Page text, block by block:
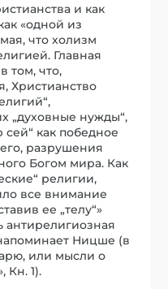
и как
«одной из
что холизм
Главная
том, что,
Христианство
„духовные нужды“,
как победное
разрушения
Богом мира. Как
религии,
все внимание
ее „телу“»
антирелигиозная
Ницше (в
или мысли о
Кн. 1).